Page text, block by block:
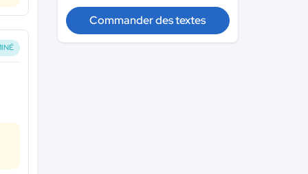
Commander des textes